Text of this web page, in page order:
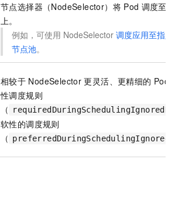
节点选择器（NodeSelector）将 Pod 调度至
上。
例如，可使用 NodeSelector 调度应用至指
节点池。
相较于 NodeSelector 更灵活、更精细的 Pod
性调度规则
（
软性的调度规则
（